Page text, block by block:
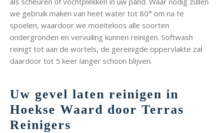
we gebruik maken van heet water tot 80° om na te
spoelen, waardoor we moeiteloos alle soorten
ondergronden en vervuiling kunnen reinigen. Softwash
reinigt tot aan de wortels, de gereinigde oppervlakte zal
daardoor tot 5 keer langer schoon blijven.
Uw gevel laten reinigen in
Hoekse Waard door Terras
Reinigers